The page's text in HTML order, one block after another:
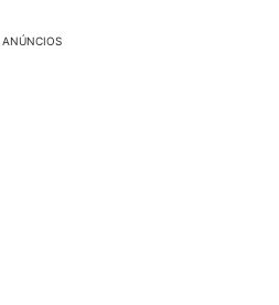
ANÚNCIOS